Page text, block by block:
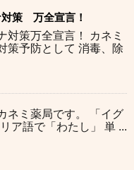
策 万全宣言！
対策万全宣言！ カネミ
策予防として 消毒、除
ネミ薬局です。 「イグ
ア語で「わたし」 単 ...